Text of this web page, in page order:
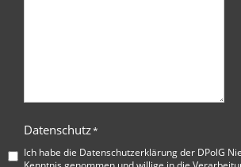
Datenschutz*
Ich habe die Datenschutzerklärung der DPolG
Kenntnis genommen und willige in die